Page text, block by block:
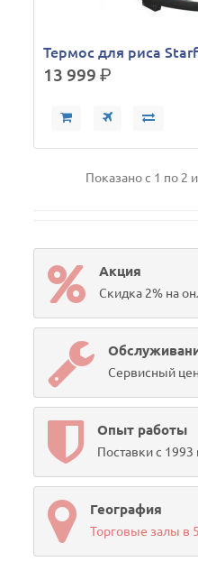
Термос для риса
13 999р.
Показано с 1 по 2
Акция
Скидка 2% на
Сервисный
Опыт работы
Поставки с 1993
География
Торговые залы в